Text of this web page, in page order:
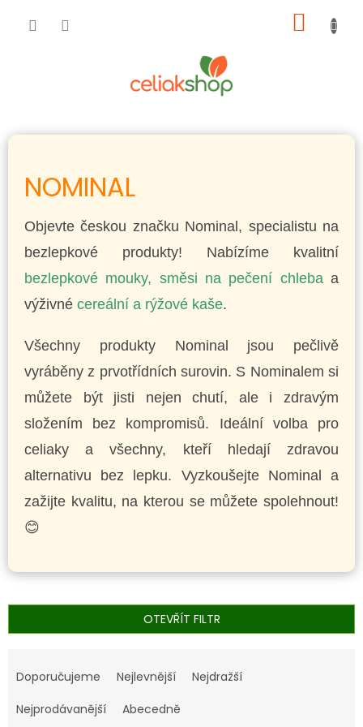
KOŠÍK
NOMINAL
Objevte českou značku Nominal, specialistu na
bezlepkové produkty! Nabízíme kvalitní
bezlepkové mouky, směsi na pečení chleba a
výživné cereální a rýžové kaše.
Všechny produkty Nominal jsou pečlivě
vyráběny z prvotřídních surovin. S Nominalem si
můžete být jisti nejen chutí, ale i zdravým
složením bez kompromisů. Ideální volba pro
celiaky a všechny, kteří hledají zdravou
alternativu bez lepku. Vyzkoušejte Nominal a
zažijte kvalitu, na kterou se můžete spolehnout!
😊
OTEVŘÍT FILTR
a
e
Doporučujeme Nejlevnější
Nejdražší
Nejprodávanější
Abecedně